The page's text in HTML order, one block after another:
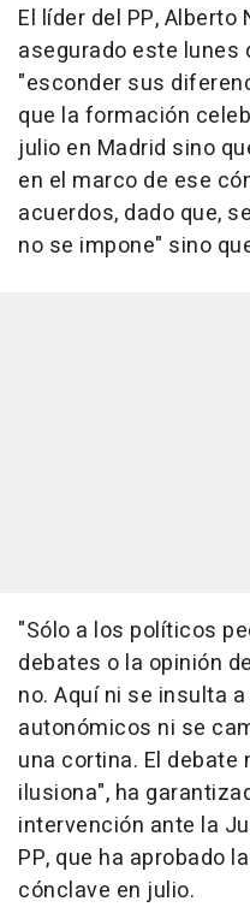
El líder del PP, Alberto
asegurado este lunes
"esconder sus
que la formación
julio en Madrid sino
en el marco de ese
acuerdos, dado que,
no se impone" sino
"Sólo a los políticos
debates o la opinión
no. Aquí ni se insulta
autonómicos ni se
una cortina. El debate
ilusiona", ha
intervención ante la
PP, que ha aprobado
cónclave en julio.